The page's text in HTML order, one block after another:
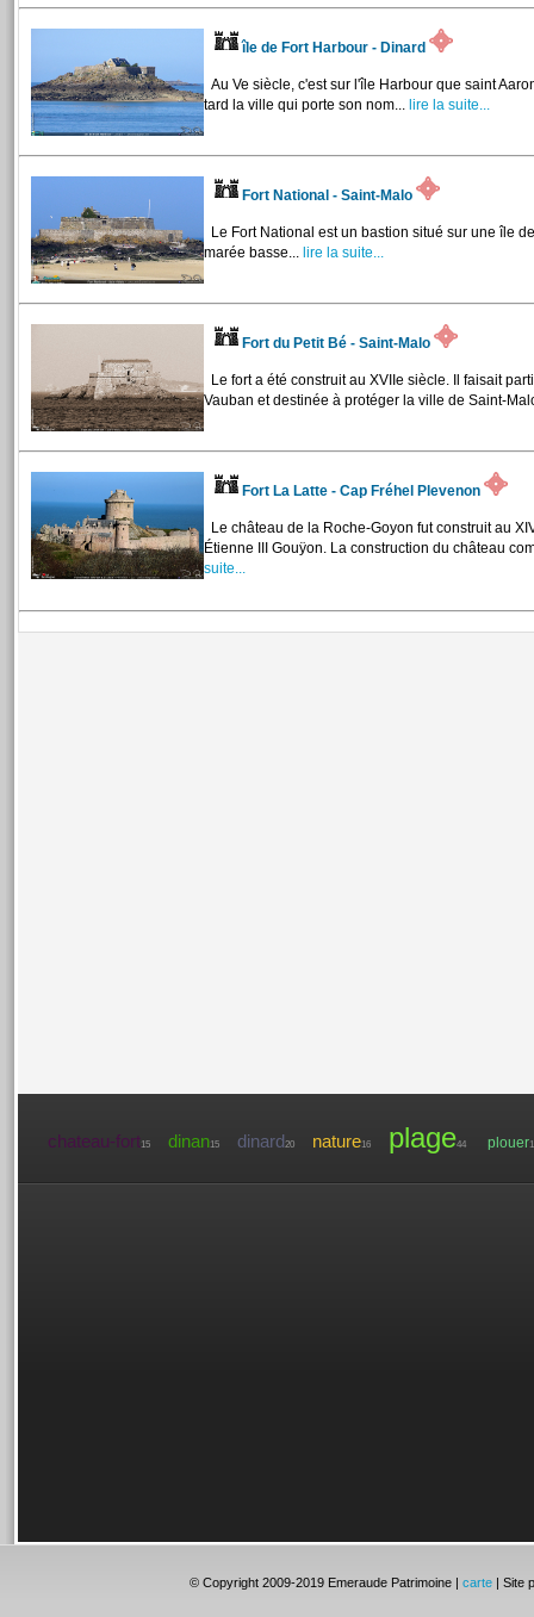
île de Fort Harbour - Dinard
Au Ve siècle, c'est sur l'île Harbour que saint
tard la ville qui porte son nom... lire la suite...
Fort National - Saint-Malo
Le Fort National est un bastion situé sur une île
marée basse... lire la suite...
Fort du Petit Bé - Saint-Malo
Le fort a été construit au XVIIe siècle. Il faisait
Vauban et destinée à protéger la ville de Saint-
Fort La Latte - Cap Fréhel Plevenon
Le château de la Roche-Goyon fut construit au
Étienne III Gouÿon. La construction du château
suite...
chateau-fort15 dinan15 dinard20 nature16 plage44 plouer
© Copyright 2009-2019 Emeraude Patrimoine |carte | Site